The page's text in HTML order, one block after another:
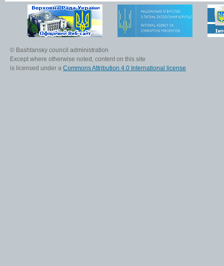
© Bashtansky council administration
Except where otherwise noted, content on this site
is licensed under a Commons Attribution 4.0 International license